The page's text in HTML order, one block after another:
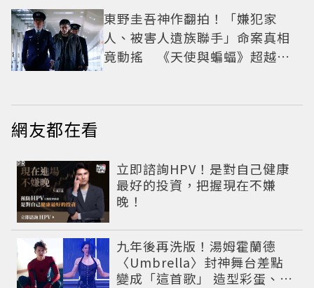
東野圭吾神作翻拍！「嫌犯家
人、被害人遺族聯手」命案真相
竟動搖 《天使與蝙蝠》超越懸
網友都在看
立即諮詢HPV！是對自己健康
最好的投資，把握現在不嫌
晚！
PR
九年後再洗版！湯姆霍蘭德
〈Umbrella〉封神舞台差點
變成「這首歌」 造型彩蛋、暖